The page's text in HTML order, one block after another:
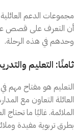
مجموعات الدعم
أن التعرف على قصص
وحدهم في هذه الرحلة.
ثامنًا: التعليم
التعليم هو مفتاح
العائلة التعاون مع
الملائمة. غالبًا ما
بطرق تربوية مفيدة